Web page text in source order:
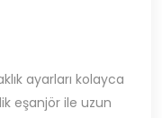
ayarları kolayca
eşanjör ile uzun